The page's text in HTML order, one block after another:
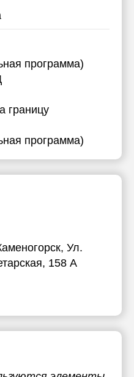
программа)
границу
программа)
Ул.
158 А